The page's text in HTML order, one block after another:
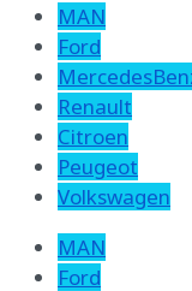
MAN
Ford
Renault
Citroen
Peugeot
Volkswagen
MAN
Ford